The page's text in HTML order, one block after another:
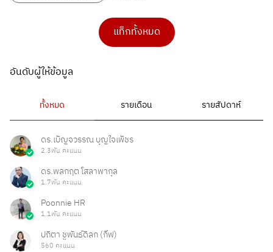
แท็กทั้งหมด
อันดับผู้ให้ข้อมูล
ทั้งหมด รายเดือน รายสัปดาห์
ดร.เบ็ญจวรรณ บุญใจเพ็ชร
2.3พัน คะแนน
ดร.พลกฤต โสลาพากุล
1.7พัน คะแนน
Poonnie HR
1.1พัน คะแนน
ปถิตา ชูพันธ์ดิลก (กิ๊ฟ)
560 คะแนน